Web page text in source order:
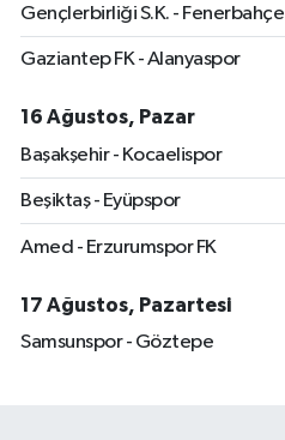
Gençlerbirliği S.K. - Fenerbahçe
Gaziantep FK - Alanyaspor
16 Ağustos, Pazar
Başakşehir - Kocaelispor
Beşiktaş - Eyüpspor
Amed - Erzurumspor FK
17 Ağustos, Pazartesi
Samsunspor - Göztepe